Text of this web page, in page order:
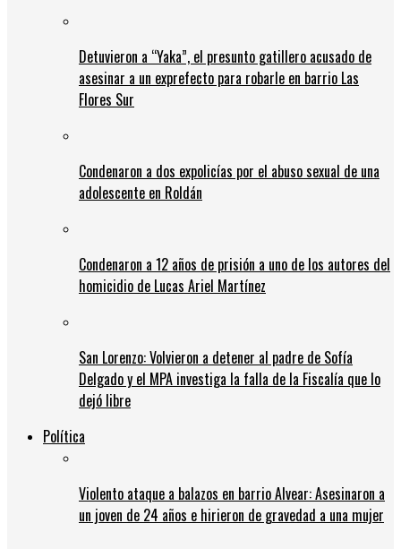
Detuvieron a “Yaka”, el presunto gatillero acusado de
asesinar a un exprefecto para robarle en barrio Las
Flores Sur
Condenaron a dos expolicías por el abuso sexual de una
adolescente en Roldán
Condenaron a 12 años de prisión a uno de los autores del
homicidio de Lucas Ariel Martínez
San Lorenzo: Volvieron a detener al padre de Sofía
Delgado y el MPA investiga la falla de la Fiscalía que lo
dejó libre
Política
Violento ataque a balazos en barrio Alvear: Asesinaron a
un joven de 24 años e hirieron de gravedad a una mujer